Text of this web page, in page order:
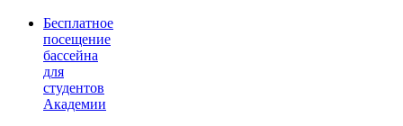
Бесплатное
посещение
бассейна
для
студентов
Академии